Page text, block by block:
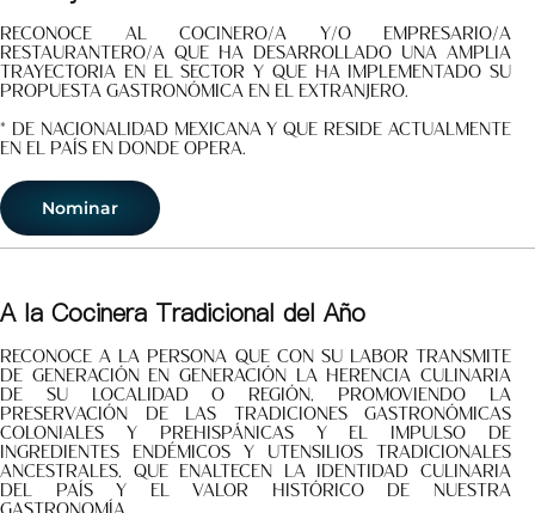
Reconoce al cocinero/a y/o empresario/a
restaurantero/a que ha desarrollado una amplia
trayectoria en el sector y que ha implementado su
propuesta gastronómica en el extranjero.
* De nacionalidad mexicana y que reside actualmente
en el país en donde opera.
Nominar
A la Cocinera Tradicional del Año
Reconoce a la persona que con su labor transmite
de generación en generación la herencia culinaria
de su localidad o región, promoviendo la
preservación de las tradiciones gastronómicas
coloniales y prehispánicas y el impulso de
ingredientes endémicos y utensilios tradicionales
ancestrales, que enaltecen la identidad culinaria
del país y el valor histórico de nuestra